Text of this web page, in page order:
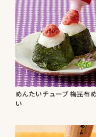
めんたいチューブ 梅昆布
い